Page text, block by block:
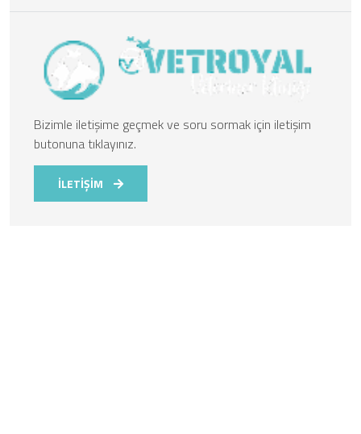
Bizimle iletişime geçmek ve soru sormak için iletişim
butonuna tıklayınız.
İLETİŞİM